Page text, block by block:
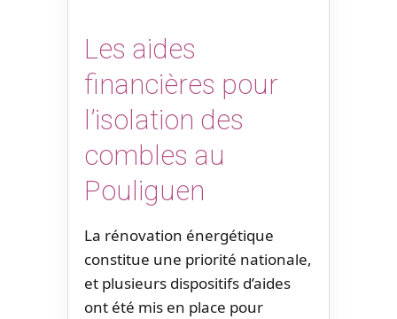
Les aides
financières pour
l’isolation des
combles au
Pouliguen
La rénovation énergétique
constitue une priorité nationale,
et plusieurs dispositifs d’aides
ont été mis en place pour